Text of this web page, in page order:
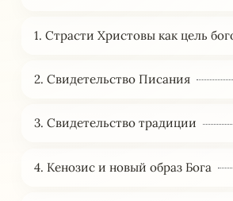
1. Страсти Христовы как цель
2. Свидетельство Писания
3. Свидетельство традиции
4. Кенозис и новый образ Бога